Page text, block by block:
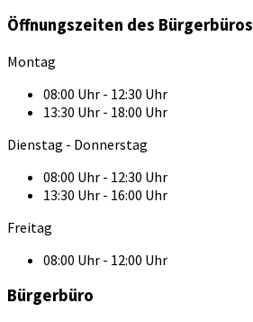
Öffnungszeiten des Bürgerbüros
Montag
08:00 Uhr - 12:30 Uhr
13:30 Uhr - 18:00 Uhr
Dienstag - Donnerstag
08:00 Uhr - 12:30 Uhr
13:30 Uhr - 16:00 Uhr
Freitag
08:00 Uhr - 12:00 Uhr
Bürgerbüro